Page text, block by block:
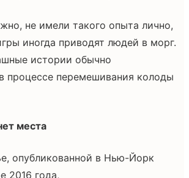
не имели такого опыта лично,
иногда приводят людей в морг.
истории обычно
процессе перемешивания колоды
места
опубликованной в Нью-Йорк
2016 года,